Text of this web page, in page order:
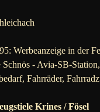
Werbeanzeige in der
Schnös - Avia-SB-
Fahrräder,
Krines / Fösel